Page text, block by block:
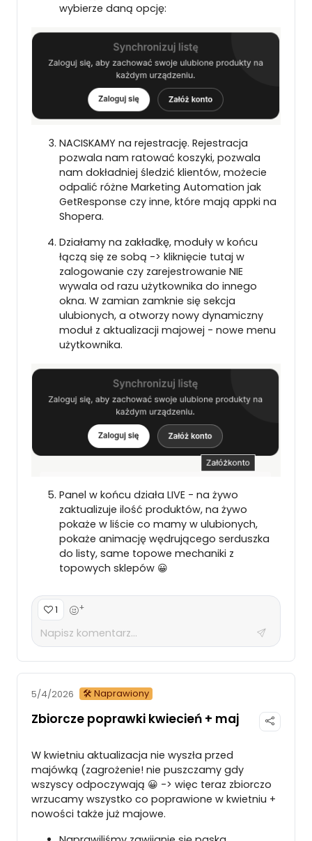
wybierze daną opcję:
NACISKAMY na rejestrację. Rejestracja
pozwala nam ratować koszyki, pozwala
nam dokładniej śledzić klientów, możecie
odpalić różne Marketing Automation jak
GetResponse czy inne, które mają appki na
Shopera.
Działamy na zakładkę, moduły w końcu
łączą się ze sobą -> kliknięcie tutaj w
zalogowanie czy zarejestrowanie NIE
wywala od razu użytkownika do innego
okna. W zamian zamknie się sekcja
ulubionych, a otworzy nowy dynamiczny
moduł z aktualizacji majowej - nowe menu
użytkownika.
Panel w końcu działa LIVE - na żywo
zaktualizuje ilość produktów, na żywo
pokaże w liście co mamy w ulubionych,
pokaże animację wędrującego serduszka
do listy, same topowe mechaniki z
topowych sklepów 😀
1 +
5/4/2026 🛠 Naprawiony
Zbiorcze poprawki kwiecień + maj
W kwietniu aktualizacja nie wyszła przed
majówką (zagrożenie! nie puszczamy gdy
wszyscy odpoczywają 😀 -> więc teraz zbiorczo
wrzucamy wszystko co poprawione w kwietniu +
nowości także już majowe.